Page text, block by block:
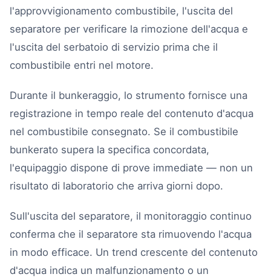
l'approvvigionamento combustibile, l'uscita del
separatore per verificare la rimozione dell'acqua e
l'uscita del serbatoio di servizio prima che il
combustibile entri nel motore.
Durante il bunkeraggio, lo strumento fornisce una
registrazione in tempo reale del contenuto d'acqua
nel combustibile consegnato. Se il combustibile
bunkerato supera la specifica concordata,
l'equipaggio dispone di prove immediate — non un
risultato di laboratorio che arriva giorni dopo.
Sull'uscita del separatore, il monitoraggio continuo
conferma che il separatore sta rimuovendo l'acqua
in modo efficace. Un trend crescente del contenuto
d'acqua indica un malfunzionamento o un